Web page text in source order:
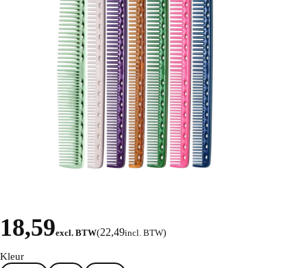
18,59excl. BTW(22,49incl. BTW)
Kleur